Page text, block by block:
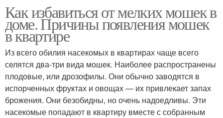
Как избавиться от мелких мошек в
доме. Причины появления мошек
в квартире
Из всего обилия насекомых в квартирах чаще всего
селятся два-три вида мошек. Наиболее распространены
плодовые, или дрозофилы. Они обычно заводятся в
испорченных фруктах и овощах — их привлекает запах
брожения. Они безобидны, но очень надоедливы. Эти
насекомые попадают в квартиру вместе с собранным